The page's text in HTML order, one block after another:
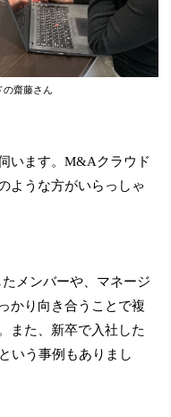
齋藤さん
います。M&Aクラウド
ような方がいらっしゃ
メンバーや、マネージ
かり向き合うことで複
また、新卒で入社した
いう事例もありまし